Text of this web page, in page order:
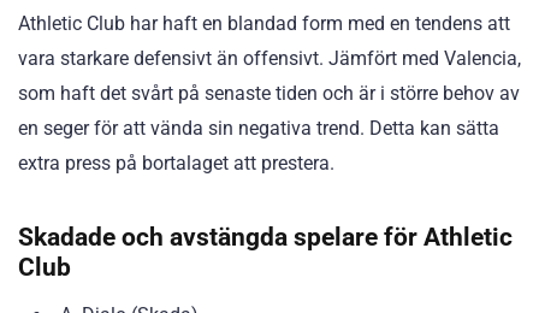
Athletic Club har haft en blandad form med en tendens att
vara starkare defensivt än offensivt. Jämfört med Valencia,
som haft det svårt på senaste tiden och är i större behov av
en seger för att vända sin negativa trend. Detta kan sätta
extra press på bortalaget att prestera.
Skadade och avstängda spelare för Athletic
Club